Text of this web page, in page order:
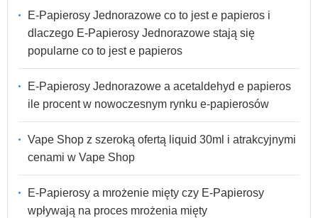
E-Papierosy Jednorazowe co to jest e papieros i
dlaczego E-Papierosy Jednorazowe stają się
popularne co to jest e papieros
E-Papierosy Jednorazowe a acetaldehyd e papieros
ile procent w nowoczesnym rynku e-papierosów
Vape Shop z szeroką ofertą liquid 30ml i atrakcyjnymi
cenami w Vape Shop
E-Papierosy a mrożenie mięty czy E-Papierosy
wpływają na proces mrożenia mięty